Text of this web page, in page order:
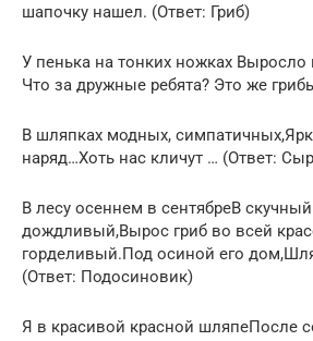
шапочку нашел. (Ответ: Гриб)
У пенька на тонких ножках
Что за дружные ребята? Это же
В шляпках модных,
наряд…Хоть нас кличут … (Ответ:
В лесу осеннем в сентябреВ
дождливый,Вырос гриб во всей
горделивый.Под осиной его
(Ответ: Подосиновик)
Я в красивой красной шляпеПосле